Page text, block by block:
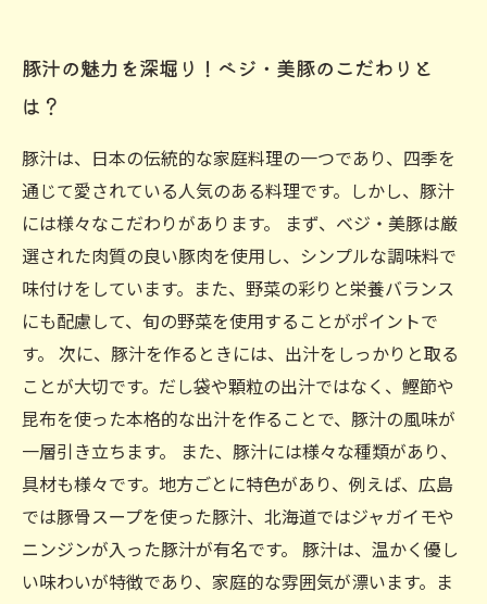
豚汁の魅力を深堀り！ベジ・美豚のこだわりと
は？
豚汁は、日本の伝統的な家庭料理の一つであり、四季を
通じて愛されている人気のある料理です。しかし、豚汁
には様々なこだわりがあります。 まず、ベジ・美豚は厳
選された肉質の良い豚肉を使用し、シンプルな調味料で
味付けをしています。また、野菜の彩りと栄養バランス
にも配慮して、旬の野菜を使用することがポイントで
す。 次に、豚汁を作るときには、出汁をしっかりと取る
ことが大切です。だし袋や顆粒の出汁ではなく、鰹節や
昆布を使った本格的な出汁を作ることで、豚汁の風味が
一層引き立ちます。 また、豚汁には様々な種類があり、
具材も様々です。地方ごとに特色があり、例えば、広島
では豚骨スープを使った豚汁、北海道ではジャガイモや
ニンジンが入った豚汁が有名です。 豚汁は、温かく優し
い味わいが特徴であり、家庭的な雰囲気が漂います。ま